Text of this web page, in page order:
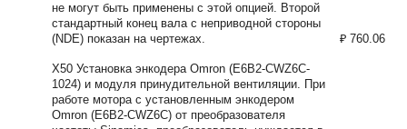
не могут быть применены с этой опцией. Второй
стандартный конец вала с неприводной стороны
(NDE) показан на чертежах.
₽ 760.06
X50 Установка энкодера Omron (E6B2-CWZ6C-
1024) и модуля принудительной вентиляции. При
работе мотора с установленным энкодером
Omron (E6B2-CWZ6C) от преобразователя